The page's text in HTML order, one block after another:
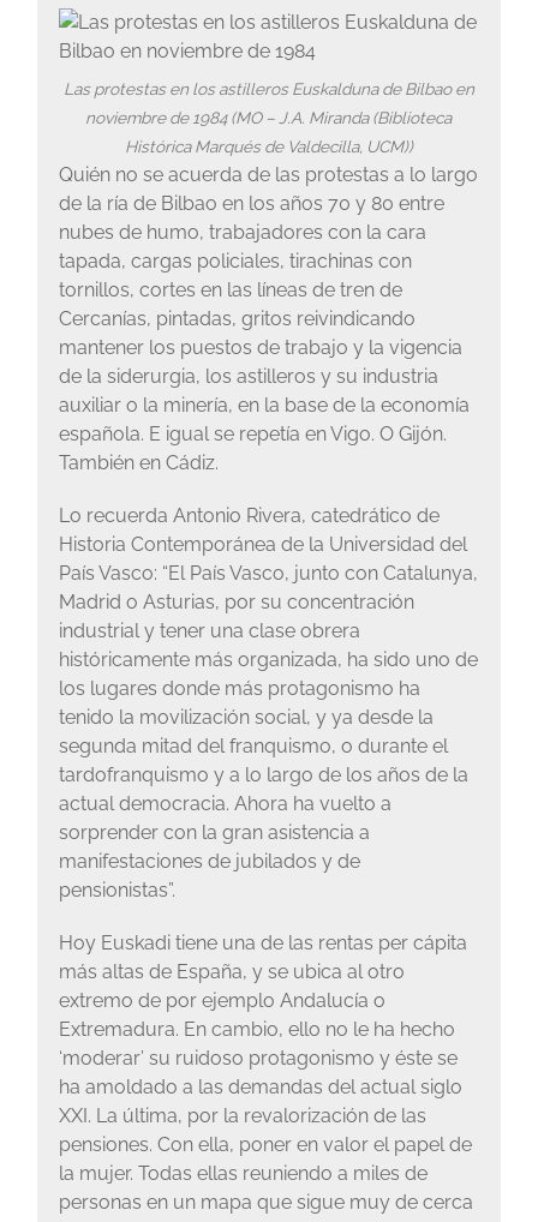
Las protestas en los astilleros Euskalduna de Bilbao en
noviembre de 1984 (MO – J.A. Miranda (Biblioteca
Histórica Marqués de Valdecilla, UCM))
Quién no se acuerda de las protestas a lo largo
de la ría de Bilbao en los años 70 y 80 entre
nubes de humo, trabajadores con la cara
tapada, cargas policiales, tirachinas con
tornillos, cortes en las líneas de tren de
Cercanías, pintadas, gritos reivindicando
mantener los puestos de trabajo y la vigencia
de la siderurgia, los astilleros y su industria
auxiliar o la minería, en la base de la economía
española. E igual se repetía en Vigo. O Gijón.
También en Cádiz.
Lo recuerda Antonio Rivera, catedrático de
Historia Contemporánea de la Universidad del
País Vasco: “El País Vasco, junto con Catalunya,
Madrid o Asturias, por su concentración
industrial y tener una clase obrera
históricamente más organizada, ha sido uno de
los lugares donde más protagonismo ha
tenido la movilización social, y ya desde la
segunda mitad del franquismo, o durante el
tardofranquismo y a lo largo de los años de la
actual democracia. Ahora ha vuelto a
sorprender con la gran asistencia a
manifestaciones de jubilados y de
pensionistas”.
Hoy Euskadi tiene una de las rentas per cápita
más altas de España, y se ubica al otro
extremo de por ejemplo Andalucía o
Extremadura. En cambio, ello no le ha hecho
‘moderar’ su ruidoso protagonismo y éste se
ha amoldado a las demandas del actual siglo
XXI. La última, por la revalorización de las
pensiones. Con ella, poner en valor el papel de
la mujer. Todas ellas reuniendo a miles de
personas en un mapa que sigue muy de cerca